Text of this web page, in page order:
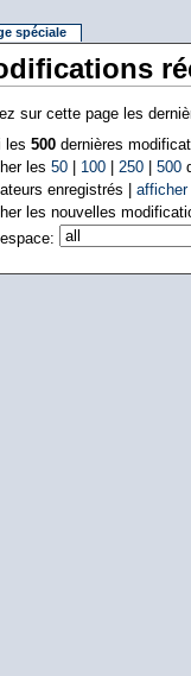
sur cette page les
les 500dernières
les 50| 100| 250| 500
enregistrés | afficher
les nouvelles
spéciale